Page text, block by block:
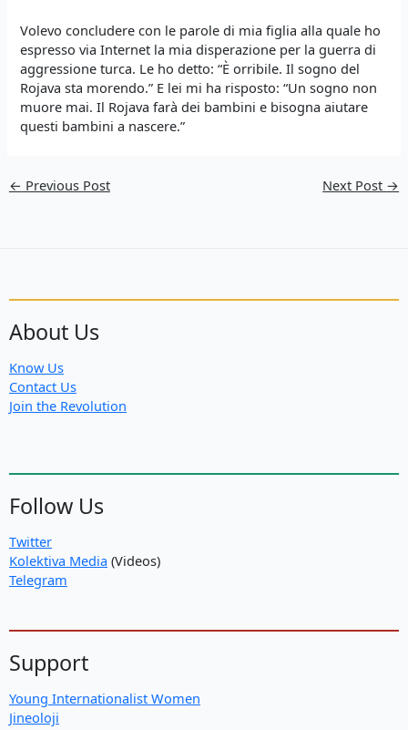
Volevo concludere con le parole di mia figlia alla quale ho
espresso via Internet la mia disperazione per la guerra di
aggressione turca. Le ho detto: “È orribile. Il sogno del
Rojava sta morendo.” E lei mi ha risposto: “Un sogno non
muore mai. Il Rojava farà dei bambini e bisogna aiutare
questi bambini a nascere.”
← Previous Post Next Post →
About Us
Know Us
Contact Us
Join the Revolution
Follow Us
Twitter
Kolektiva Media (Videos)
Telegram
Support
Young Internationalist Women
Jineoloji